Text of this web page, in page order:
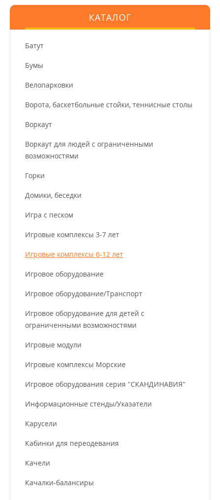
КАТАЛОГ
Батут
Бумы
Велопарковки
Ворота, баскетбольные стойки, теннисные столы
Воркаут
Воркаут для людей с ограниченными
возможностями
Горки
Домики, беседки
Игра с песком
Игровые комплексы 3-7 лет
Игровые комплексы 6-12 лет
Игровое оборудование
Игровое оборудование/Транспорт
Игровое оборудование для детей с
ограниченными возможностями
Игровые модули
Игровые комплексы Морские
Игровое оборудования серия "СКАНДИНАВИЯ"
Информационные стенды/Указатели
Карусели
Кабинки для переодевания
Качели
Качалки-балансиры